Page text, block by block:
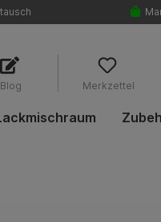
Blog Merkzettel